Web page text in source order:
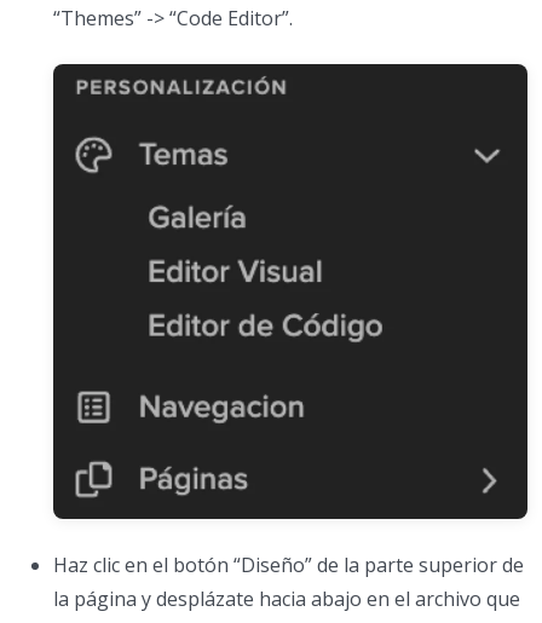
“Themes” -> “Code Editor”.
Haz clic en el botón “Diseño” de la parte superior de
la página y desplázate hacia abajo en el archivo que